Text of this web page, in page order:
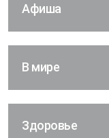
Афиша
В мире
Здоровье